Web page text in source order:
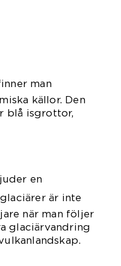
man
källor. Den
blå isgrottor,
en
är inte
när man följer
glaciärvandring